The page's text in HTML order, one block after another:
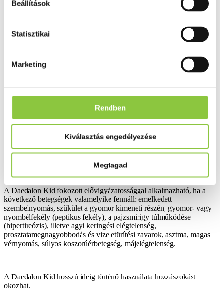
Beállítások
Statisztikai
Marketing
Rendben
Kiválasztás engedélyezése
Megtagad
­ megnövekedett koponyaűri nyomás esetén (pl.
­ szoptatás ideje alatt;
­ 2 évesnél fiatalabb gyermek esetén ellenjavallt.
A Daedalon Kid alkalmazása előtt beszéljen kezelőorvosával vagy
A Daedalon Kid-et csak hányinger és hányás megelőzésére vagy
enyhítésére szabad használni.
A Daedalon Kid fokozott elővigyázatossággal alkalmazható, ha a
következő betegségek valamelyike fennáll: emelkedett
szembelnyomás, szűkület a gyomor kimeneti részén, gyomor- vagy
nyombélfekély (peptikus fekély), a pajzsmirigy túlműködése
(hipertireózis), illetve agyi keringési elégtelenség,
prosztatamegnagyobbodás és vizeletürítési zavarok, asztma, magas
vérnyomás, súlyos koszorúérbetegség, májelégtelenség.
A Daedalon Kid hosszú ideig történő használata hozzászokást
okozhat.